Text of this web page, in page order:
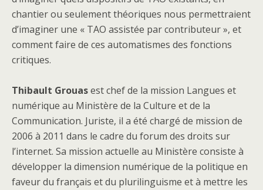
chantier ou seulement théoriques nous permettraient
d’imaginer une « TAO assistée par contributeur », et
comment faire de ces automatismes des fonctions
critiques.
Thibault Grouasest chef de la mission Langues et
numérique au Ministère de la Culture et de la
Communication. Juriste, il a été chargé de mission de
2006 à 2011 dans le cadre du forum des droits sur
l’internet. Sa mission actuelle au Ministère consiste à
développer la dimension numérique de la politique en
faveur du français et du plurilinguisme et à mettre les